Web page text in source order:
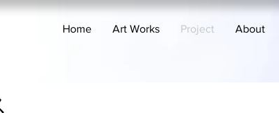
Home Art Works Project About